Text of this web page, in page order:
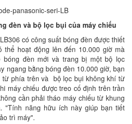
đèn và bộ lọc bụi của máy chiếu
có công suất bóng đèn được thiết
thể hoạt động lên đến 10.000 giờ mà
bóng đèn mới và trang bị một bộ lọc
ngang bằng bóng đèn 10.000 giờ, bạn
từ phía trên và bộ lọc bụi không khí từ
máy chiếu được treo cố định trên trần
cần phải tháo máy chiếu từ khung
"Tính năng hữu ích này giúp bạn tiết
trì máy".